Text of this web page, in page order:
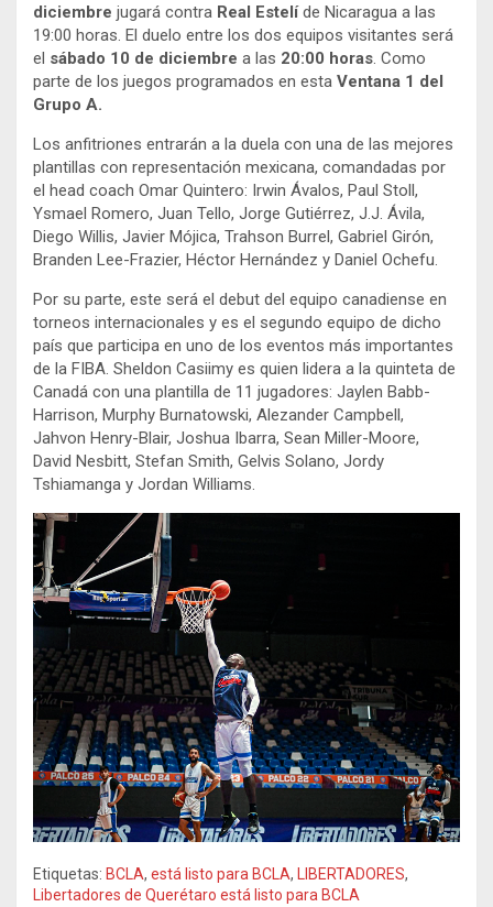
diciembre jugará contra Real Estelíde Nicaragua a las
19:00 horas. El duelo entre los dos equipos visitantes será
el sábado 10 de diciembre a las 20:00 horas . Como
parte de los juegos programados en esta Ventana 1 del
Grupo A.
Los anfitriones entrarán a la duela con una de las mejores
plantillas con representación mexicana, comandadas por
el head coach Omar Quintero: Irwin Ávalos, Paul Stoll,
Ysmael Romero, Juan Tello, Jorge Gutiérrez, J.J. Ávila,
Diego Willis, Javier Mójica, Trahson Burrel, Gabriel Girón,
Branden Lee-Frazier, Héctor Hernández y Daniel Ochefu.
Por su parte, este será el debut del equipo canadiense en
torneos internacionales y es el segundo equipo de dicho
país que participa en uno de los eventos más importantes
de la FIBA. Sheldon Casiimy es quien lidera a la quinteta de
Canadá con una plantilla de 11 jugadores: Jaylen Babb-
Harrison, Murphy Burnatowski, Alezander Campbell,
Jahvon Henry-Blair, Joshua Ibarra, Sean Miller-Moore,
David Nesbitt, Stefan Smith, Gelvis Solano, Jordy
Tshiamanga y Jordan Williams.
Etiquetas: BCLA, está listo para BCLA, LIBERTADORES,
Libertadores de Querétaro está listo para BCLA